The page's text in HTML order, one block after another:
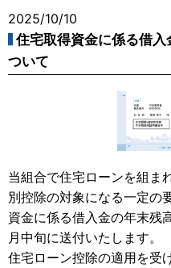
2025/10/10
住宅取得資金に係る借
ついて
当組合で住宅ローンを組ま
別控除の対象になる一定の
資金に係る借入金の年末残
月中旬に送付いたします。
住宅ローン控除の適用を受